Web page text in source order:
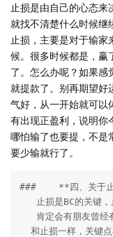
止损是由自己的心态来
就找不清楚什么时候继
止损，主要是对于输家
候。很多时候都是，赢
了。怎么办呢？如果感
就提款了。别再期望好
气好，从一开始就可以
有出现正盈利，说明你
哪怕输了也要提，不是
要少输就行了。
###    **四、关于止
止损是BC的关键，
肯定会有朋友曾经
和止损一样，关键